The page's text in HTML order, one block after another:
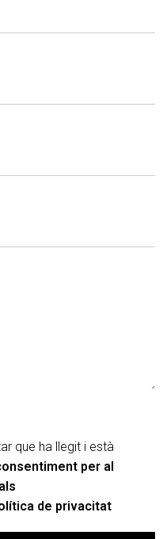
que ha llegit i està
per al
de privacitat